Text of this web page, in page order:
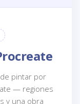
pintar por
— regiones
y una obra